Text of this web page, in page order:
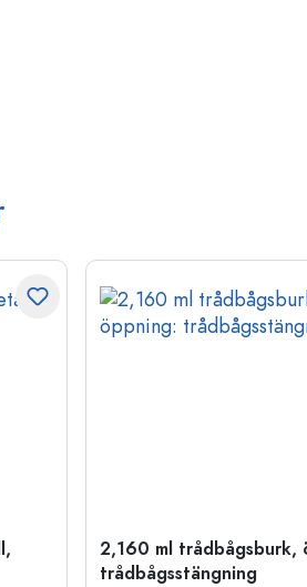
2,160 ml trådbågsburk,
trådbågsstängning